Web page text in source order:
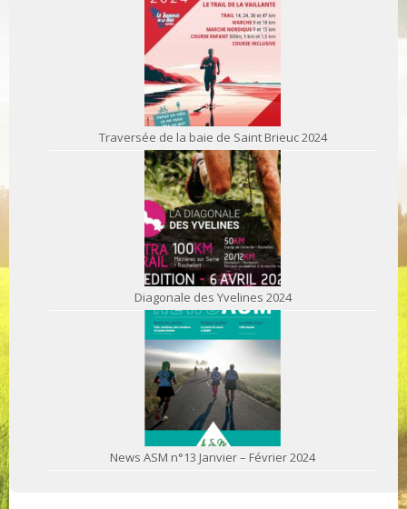
Traversée de la baie de Saint Brieuc 2024
Diagonale des Yvelines 2024
News ASM n°13 Janvier – Février 2024